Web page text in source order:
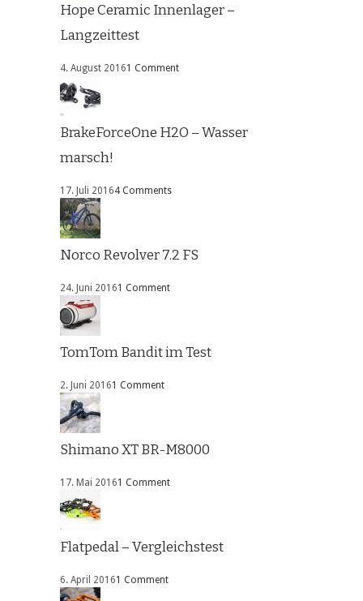
Hope Ceramic Innenlager –
Langzeittest
4. August 20161 Comment
BrakeForceOne H2O – Wasser
marsch!
17. Juli 20164 Comments
Norco Revolver 7.2 FS
24. Juni 20161 Comment
TomTom Bandit im Test
2. Juni 20161 Comment
Shimano XT BR-M8000
17. Mai 20161 Comment
Flatpedal – Vergleichstest
6. April 20161 Comment